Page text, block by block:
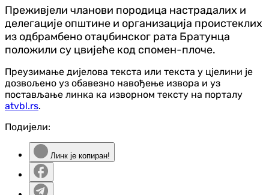
Преживјели чланови породица настрадалих и
делегације општине и организација проистеклих
из одбрамбено отаџбинског рата Братунца
положили су цвијеће код спомен-плоче.
Преузимање дијелова текста или текста у цјелини је
дозвољено уз обавезно навођење извора и уз
постављање линка ка изворном тексту на порталу
atvbl.rs.
Подијели:
Линк је копиран!